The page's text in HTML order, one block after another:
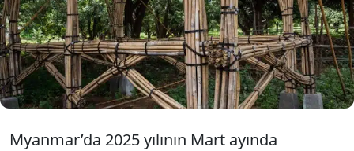
binalara olan düşünceyi yerle bir etti.
Depremde hasar almayan bambu evler ise
yeni favori oldu.
Myanmar’da 2025 yılının Mart ayında